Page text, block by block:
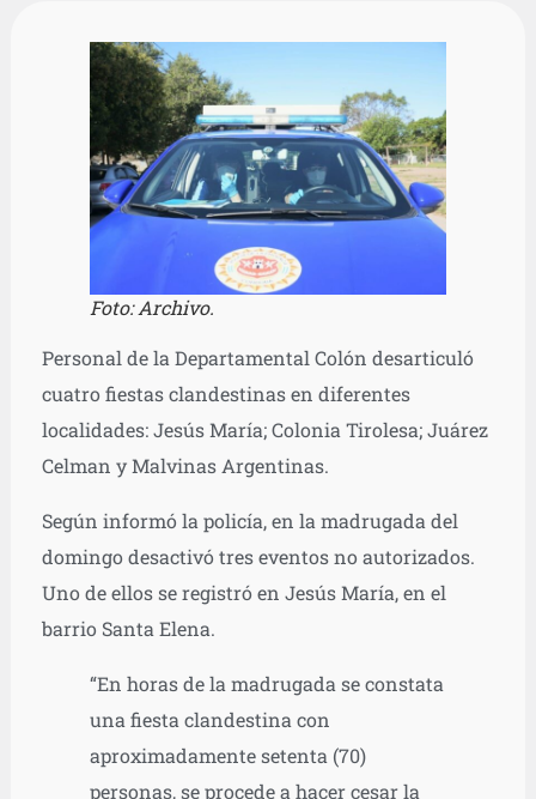
Foto: Archivo.
Personal de la Departamental Colón desarticuló
cuatro fiestas clandestinas en diferentes
localidades: Jesús María; Colonia Tirolesa; Juárez
Celman y Malvinas Argentinas.
Según informó la policía, en la madrugada del
domingo desactivó tres eventos no autorizados.
Uno de ellos se registró en Jesús María, en el
barrio Santa Elena.
“En horas de la madrugada se constata
una fiesta clandestina con
aproximadamente setenta (70)
personas, se procede a hacer cesar la